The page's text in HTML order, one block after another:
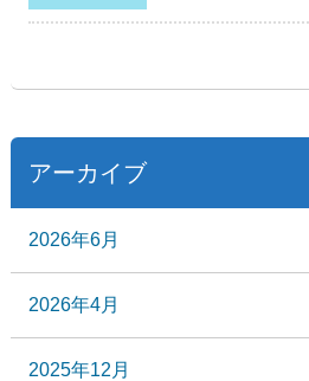
アーカイブ
2026年6月
2026年4月
2025年12月